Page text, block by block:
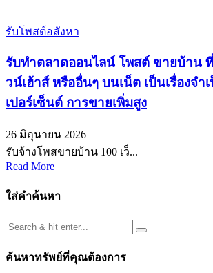
รับโพสต์อสังหา
รับทำตลาดออนไลน์ โพสต์ ขายบ้าน
วน์เฮ้าส์ หรืออื่นๆ บนเน็ต เป็นเรื่องจำ
เปอร์เซ็นต์ การขายเพิ่มสูง
26 มิถุนายน 2026
รับจ้างโพสขายบ้าน 100 เว็...
Read More
ใส่คำค้นหา
ค้นหาทรัพย์ที่คุณต้องการ